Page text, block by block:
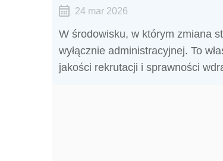
24 mar 2026
W środowisku, w którym zmiana
wyłącznie administracyjnej. To
jakości rekrutacji i sprawności